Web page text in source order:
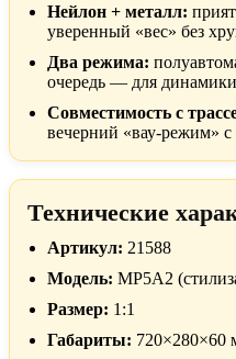
Нейлон + металл:
уверенный «вес» без
Два режима:
очередь — для
Совместимость с
вечерний «вау-режим»
Технические
Артикул: 21588
Модель: MP5A2
Размер: 1:1
Габариты: 720×280×60